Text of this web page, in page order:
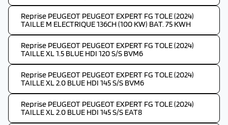
Reprise PEUGEOT PEUGEOT EXPERT FG TOLE (2024)
TAILLE M ELECTRIQUE 136CH (100 KW) BAT. 75 KWH
Reprise PEUGEOT PEUGEOT EXPERT FG TOLE (2024)
TAILLE XL 1.5 BLUE HDI 120 S/S BVM6
Reprise PEUGEOT PEUGEOT EXPERT FG TOLE (2024)
TAILLE XL 2.0 BLUE HDI 145 S/S BVM6
Reprise PEUGEOT PEUGEOT EXPERT FG TOLE (2024)
TAILLE XL 2.0 BLUE HDI 145 S/S EAT8